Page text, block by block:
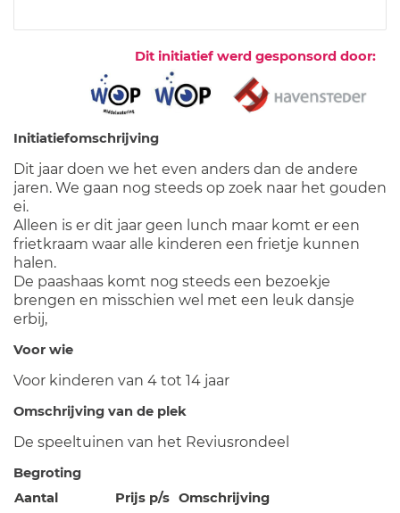
Dit initiatief werd gesponsord door:
Initiatiefomschrijving
Dit jaar doen we het even anders dan de andere
jaren. We gaan nog steeds op zoek naar het gouden
ei.
Alleen is er dit jaar geen lunch maar komt er een
frietkraam waar alle kinderen een frietje kunnen
halen.
De paashaas komt nog steeds een bezoekje
brengen en misschien wel met een leuk dansje
erbij,
Voor wie
Voor kinderen van 4 tot 14 jaar
Omschrijving van de plek
De speeltuinen van het Reviusrondeel
Begroting
Aantal
Prijs p/s Omschrijving